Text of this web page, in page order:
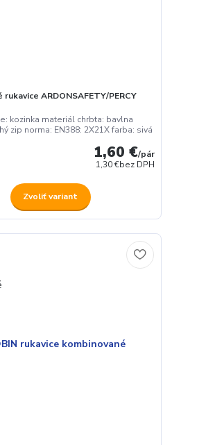
rukavice ARDONSAFETY/PERCY
kozinka materiál chrbta: bavlna
zip norma: EN388: 2X21X farba: sivá
1,60 €/pár
1,30 €bez DPH
Zvoliť variant